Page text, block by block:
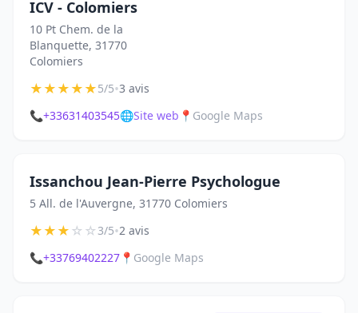
ICV - Colomiers
10 Pt Chem. de la
Blanquette, 31770
Colomiers
★★★★★5/5•3 avis
📞+33631403545🌐Site web 📍 Google Maps
Issanchou Jean-Pierre Psychologue
5 All. de l'Auvergne, 31770 Colomiers
★★★☆☆3/5•2 avis
📞+33769402227 📍 Google Maps